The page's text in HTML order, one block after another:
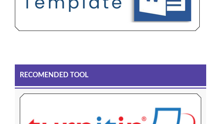
RECOMENDED TOOL